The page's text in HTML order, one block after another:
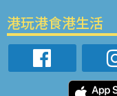
港玩港食港生活